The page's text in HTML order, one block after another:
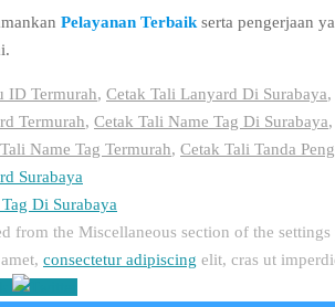
Pelayanan Terbaikserta pengerjaan
ID Termurah, Cetak Tali Lanyard Di Surabaya,
Termurah, Cetak Tali Name Tag Di Surabaya,
Name Tag Termurah, Cetak Tali Tanda
Surabaya
Di Surabaya
from the Miscellaneous section of the settings
consectetur adipiscing elit, cras ut